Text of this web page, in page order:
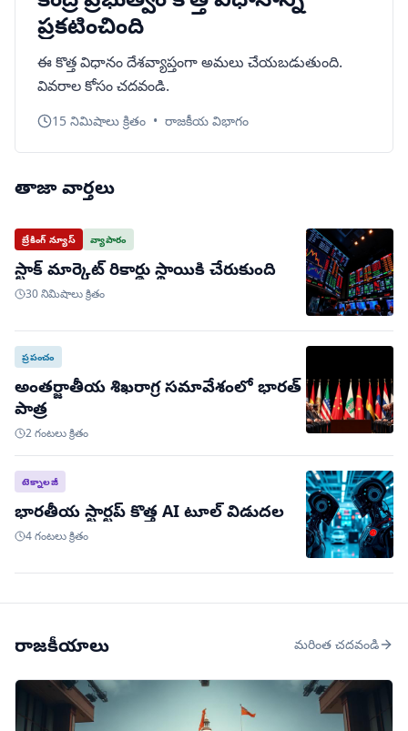
ప్రకటించింది
ఈ కొత్త విధానం దేశవ్యాప్తంగా అమలు చేయబడుతుంది.
వివరాల కోసం చదవండి.
15 నిమిషాలు క్రితం • రాజకీయ విభాగం
తాజా వార్తలు
బ్రేకింగ్ న్యూస్ వ్యాపారం
స్టాక్ మార్కెట్ రికార్డు స్థాయికి చేరుకుంది
30 నిమిషాలు క్రితం
ప్రపంచం
అంతర్జాతీయ శిఖరాగ్ర సమావేశంలో భారత్
పాత్ర
2 గంటలు క్రితం
టెక్నాలజీ
భారతీయ స్టార్టప్ కొత్త AI టూల్ విడుదల
4 గంటలు క్రితం
రాజకీయాలు మరింత చదవండి